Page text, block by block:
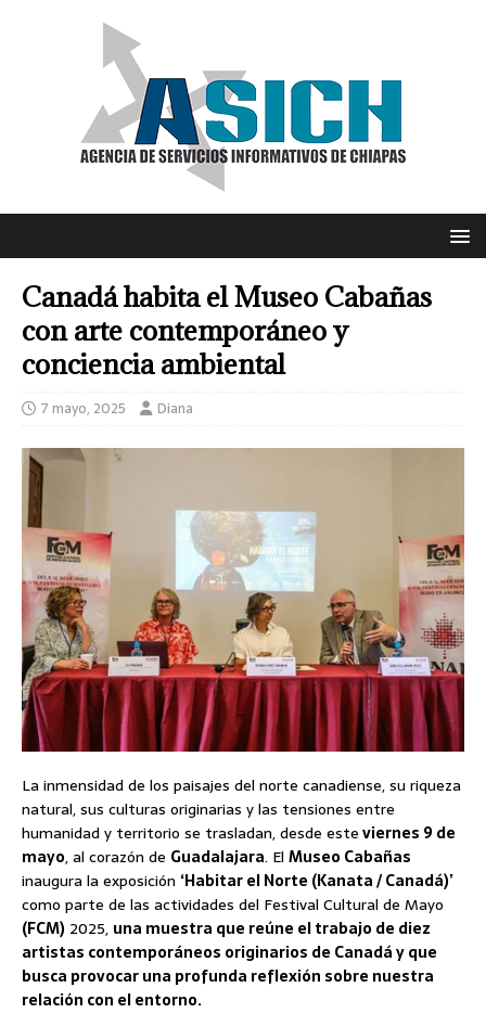
Canadá habita el Museo Cabañas
con arte contemporáneo y
conciencia ambiental
7 mayo, 2025 Diana
La inmensidad de los paisajes del norte canadiense, su riqueza
natural, sus culturas originarias y las tensiones entre
humanidad y territorio se trasladan, desde esteviernes 9 de
mayo, al corazón de Guadalajara. El Museo Cabañas
inaugura la exposición ‘Habitar el Norte (Kanata / Canadá)’
como parte de las actividades del Festival Cultural de Mayo
(FCM) 2025, una muestra que reúne el trabajo de diez
artistas contemporáneos originarios de Canadá y que
busca provocar una profunda reflexión sobre nuestra
relación con el entorno.